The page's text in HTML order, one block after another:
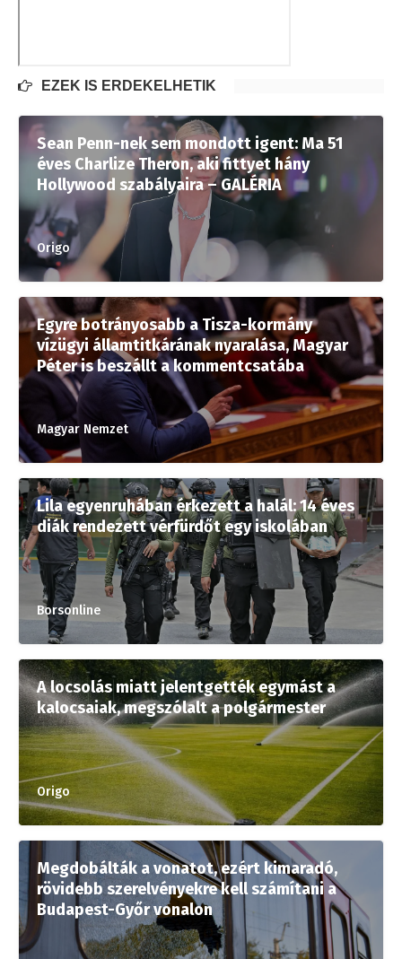
EZEK IS ÉRDEKELHETIK
Sean Penn-nek sem mondott igent: Ma 51
éves Charlize Theron, aki fittyet hány
Hollywood szabályaira – GALÉRIA
Origo
Egyre botrányosabb a Tisza-kormány
vízügyi államtitkárának nyaralása, Magyar
Péter is beszállt a kommentcsatába
Magyar Nemzet
Lila egyenruhában érkezett a halál: 14 éves
diák rendezett vérfürdőt egy iskolában
Borsonline
A locsolás miatt jelentgették egymást a
kalocsaiak, megszólalt a polgármester
Origo
Megdobálták a vonatot, ezért kimaradó,
rövidebb szerelvényekre kell számítani a
Budapest-Győr vonalon